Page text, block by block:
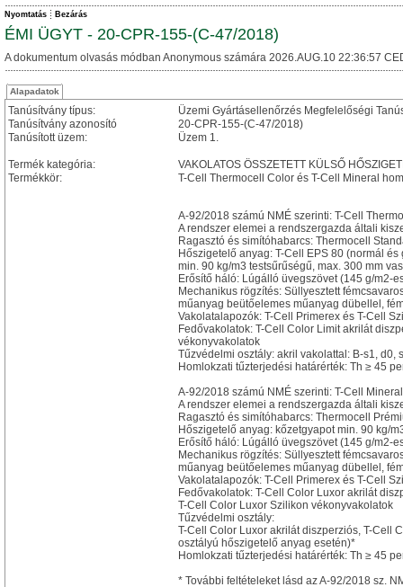
Nyomtatás Bezárás
ÉMI ÜGYT - 20-CPR-155-(C-47/2018)
A dokumentum olvasás módban Anonymous számára 2026.AUG.10 22:36:57
Alapadatok
Tanúsítvány típus:
Üzemi Gyártásellenőrzés Megfelelőségi
Tanúsítvány azonosító
20-CPR-155-(C-47/2018)
Tanúsított üzem:
Üzem 1.
Termék kategória:
VAKOLATOS ÖSSZETETT KÜLSŐ
Termékkör:
T-Cell Thermocell Color és T-Cell Mineral
A-92/2018 számú NMÉ szerinti: T-Cell
A rendszer elemei a rendszergazda általi
Ragasztó és simítóhabarcs: Thermocell
Hőszigetelő anyag: T-Cell EPS 80 (normál
min. 90 kg/m3 testsűrűségű, max. 300 mm
Erősítő háló: Lúgálló üvegszövet (145 g/m2-
Mechanikus rögzítés: Süllyesztett
műanyag beütőelemes műanyag dübellel,
Vakolatalapozók: T-Cell Primerex és T-Cell
Fedővakolatok: T-Cell Color Limit akrilát
vékonyvakolatok
Tűzvédelmi osztály: akril vakolattal: B-s1,
Homlokzati tűzterjedési határérték: Th ≥ 45
A-92/2018 számú NMÉ szerinti: T-Cell
A rendszer elemei a rendszergazda általi
Ragasztó és simítóhabarcs: Thermocell
Hőszigetelő anyag: kőzetgyapot min. 90 kg/
Erősítő háló: Lúgálló üvegszövet (145 g/m2-
Mechanikus rögzítés: Süllyesztett
műanyag beütőelemes műanyag dübellel,
Vakolatalapozók: T-Cell Primerex és T-Cell
Fedővakolatok: T-Cell Color Luxor akrilát
T-Cell Color Luxor Szilikon vékonyvakolatok
Tűzvédelmi osztály:
T-Cell Color Luxor akrilát diszperziós, T-Cell
osztályú hőszigetelő anyag esetén)*
Homlokzati tűzterjedési határérték: Th ≥ 45
* További feltételeket lásd az A-92/2018 sz.